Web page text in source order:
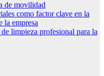
de movilidad
la empresa